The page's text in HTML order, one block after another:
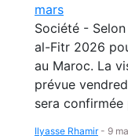
mars
Société -
al-Fitr 2026
au Maroc. La
prévue
sera confirmée
Ilyasse Rhamir- 9